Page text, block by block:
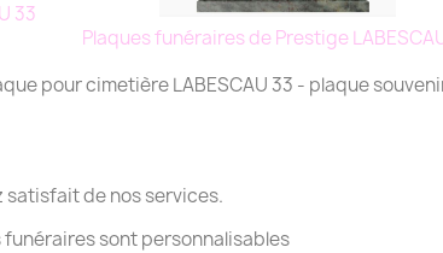
33
Plaques funéraires de Prestige
pour cimetière LABESCAU 33 - plaque
satisfait de nos services.
sont personnalisables